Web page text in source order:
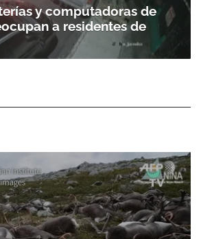
y computadoras de
a residentes de